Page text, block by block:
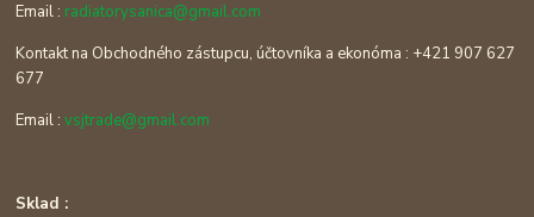
Email : radiatorysanica@gmail.com
Kontakt na Obchodného zástupcu, účtovníka a ekonóma : +421 907 627
677
Email :vsjtrade@gmail.com
Sklad :